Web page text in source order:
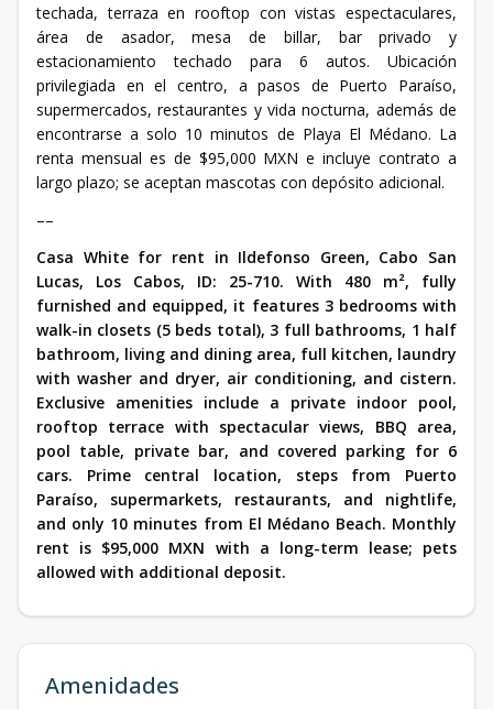
techada, terraza en rooftop con vistas espectaculares,
área de asador, mesa de billar, bar privado y
estacionamiento techado para 6 autos. Ubicación
privilegiada en el centro, a pasos de Puerto Paraíso,
supermercados, restaurantes y vida nocturna, además de
encontrarse a solo 10 minutos de Playa El Médano. La
renta mensual es de $95,000 MXN e incluye contrato a
largo plazo; se aceptan mascotas con depósito adicional.
––
Casa White for rent in Ildefonso Green, Cabo San
Lucas, Los Cabos, ID: 25-710. With 480 m², fully
furnished and equipped, it features 3 bedrooms with
walk-in closets (5 beds total), 3 full bathrooms, 1 half
bathroom, living and dining area, full kitchen, laundry
with washer and dryer, air conditioning, and cistern.
Exclusive amenities include a private indoor pool,
rooftop terrace with spectacular views, BBQ area,
pool table, private bar, and covered parking for 6
cars. Prime central location, steps from Puerto
Paraíso, supermarkets, restaurants, and nightlife,
and only 10 minutes from El Médano Beach. Monthly
rent is $95,000 MXN with a long-term lease; pets
allowed with additional deposit.
Amenidades